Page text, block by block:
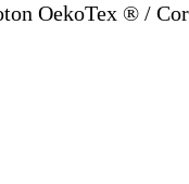
OekoTex ® /